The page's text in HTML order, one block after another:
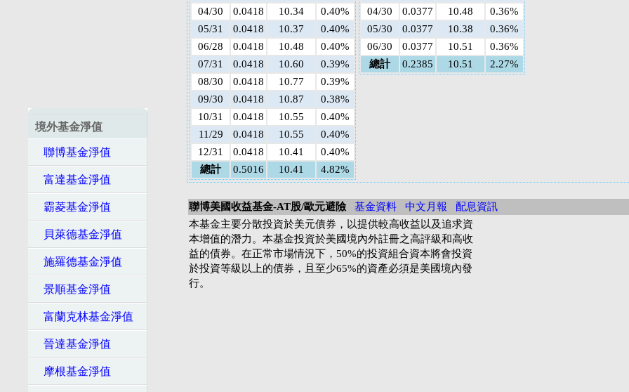
境外基金淨值
聯博基金淨值
富達基金淨值
霸菱基金淨值
貝萊德基金淨值
施羅德基金淨值
景順基金淨值
富蘭克林基金淨值
晉達基金淨值
摩根基金淨值
04/30
0.0418 10.34
0.40%
05/31
0.0418 10.37
0.40%
06/28
0.0418 10.48
0.40%
07/31
0.0418 10.60
0.39%
08/30
0.0418 10.77
0.39%
09/30
0.0418 10.87
0.38%
10/31
0.0418 10.55
0.40%
11/29
0.0418 10.55
0.40%
12/31
0.0418 10.41
0.40%
總計
0.5016 10.41 4.82%
04/30
0.0377 10.48
0.36%
05/30
0.0377 10.38
0.36%
06/30
0.0377 10.51
0.36%
總計
0.2385 10.51 2.27%
聯博美國收益基金-AT股/歐元避險 基金資料 中文月報
配息資訊
本基金主要分散投資於美元債券，以提供較高收益以及追求資
本增值的潛力。本基金投資於美國境內外註冊之高評級和高收
益的債券。在正常市場情況下，50%的投資組合資本將會投資
於投資等級以上的債券，且至少65%的資產必須是美國境內發
行。